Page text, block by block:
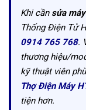
Khi cần sửa
Thống Điện Tử
0914 765 768.
thương hiệu/
kỹ thuật viên
Thợ Điện Máy
tiện hơn.